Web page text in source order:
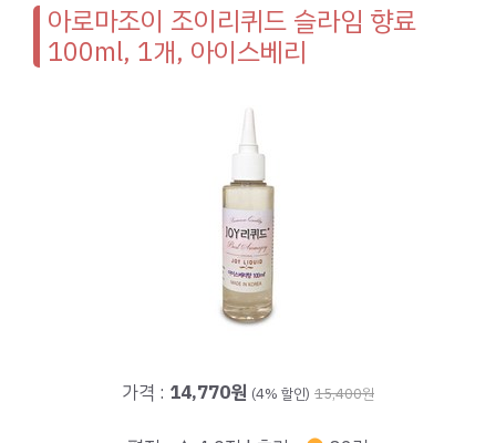
아로마조이 조이리퀴드 슬라임 향료
100ml, 1개, 아이스베리
가격 : 14,770원 (4% 할인) 15,400원